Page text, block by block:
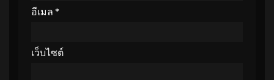
อีเมล *
เว็บไซต์